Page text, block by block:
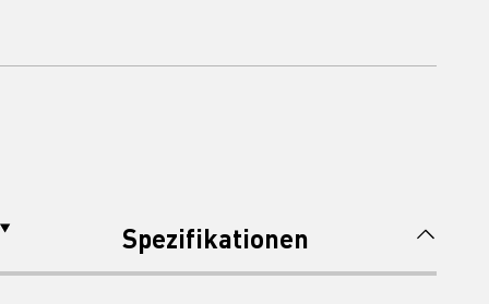
Spezifikationen